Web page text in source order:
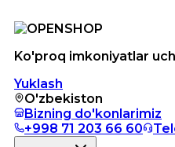
Ko'proq imkoniyatlar
Yuklash
O'zbekiston
Bizning do'konlarimiz
+998 71 203 66 60